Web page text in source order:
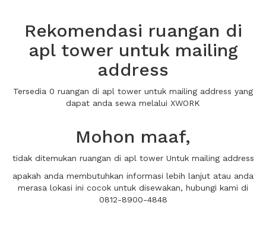
Rekomendasi ruangan di
apl tower untuk mailing
address
Tersedia 0 ruangan di apl tower untuk mailing address yang
dapat anda sewa melalui XWORK
Mohon maaf,
tidak ditemukan ruangan di apl tower Untuk mailing address
apakah anda membutuhkan informasi lebih lanjut atau anda
merasa lokasi ini cocok untuk disewakan, hubungi kami di
0812-8900-4848